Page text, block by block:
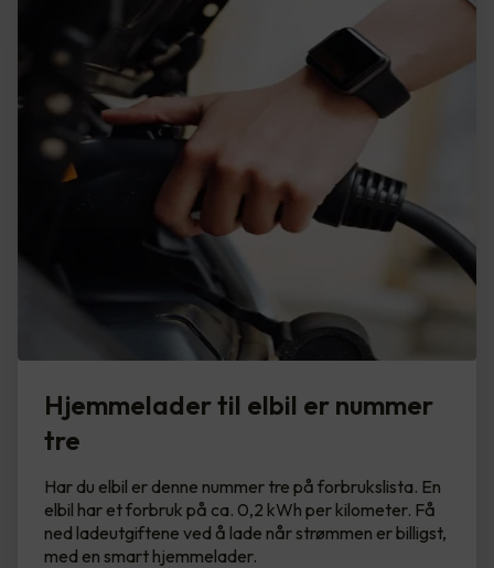
Hjemmelader til elbil er nummer
tre
Har du elbil er denne nummer tre på forbrukslista. En
elbil har et forbruk på ca. 0,2 kWh per kilometer. Få
ned ladeutgiftene ved å lade når strømmen er billigst,
med en smart hjemmelader.